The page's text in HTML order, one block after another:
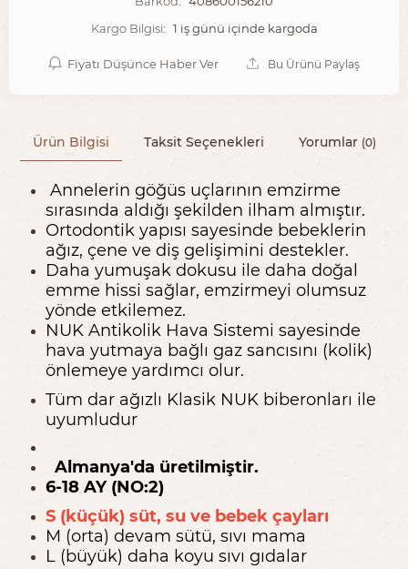
Kargo Bilgisi: 1 iş günü içinde kargoda
Fiyatı Düşünce Haber Ver Bu Ürünü Paylaş
Ürün Bilgisi Taksit Seçenekleri Yorumlar (0)
Annelerin göğüs uçlarının emzirme
sırasında aldığı şekilden ilham almıştır.
Ortodontik yapısı sayesinde bebeklerin
ağız, çene ve diş gelişimini destekler.
Daha yumuşak dokusu ile daha doğal
emme hissi sağlar, emzirmeyi olumsuz
yönde etkilemez.
NUK Antikolik Hava Sistemi sayesinde
hava yutmaya bağlı gaz sancısını (kolik)
önlemeye yardımcı olur.
Tüm dar ağızlı Klasik NUK biberonları ile
uyumludur
Almanya'da üretilmiştir.
6-18 AY (NO:2)
S (küçük) süt, su ve bebek çayları
M (orta) devam sütü, sıvı mama
L (büyük) daha koyu sıvı gıdalar